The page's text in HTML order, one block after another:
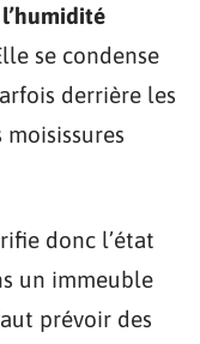
l’humidité
se condense
derrière les
donc l’état
un immeuble
prévoir des